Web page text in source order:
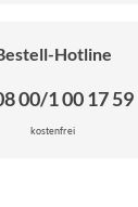
Hotline
00/1 00 17 59
kostenfrei